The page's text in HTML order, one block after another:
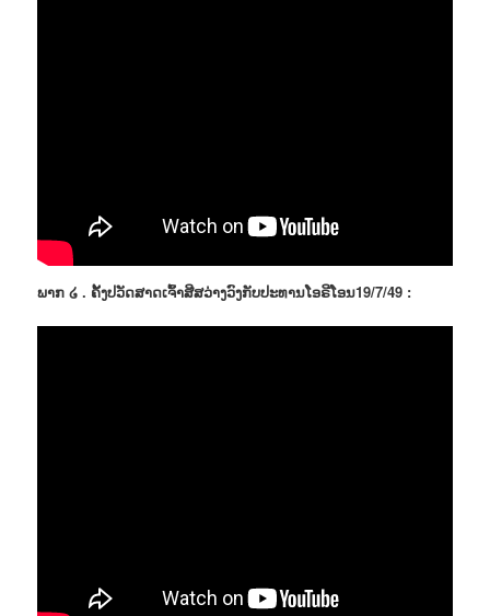
ພາກ ໒ . ຄັ້ງປວັດສາດເຈົ້າສີສວ່າງວົງກັບປະທານໂອຣີໂອນ19/7/49 :